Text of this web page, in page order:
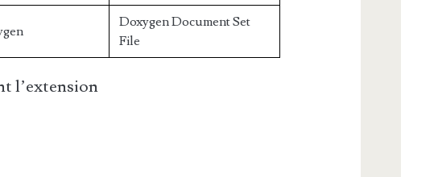
Doxygen Document Set
File
l’extension